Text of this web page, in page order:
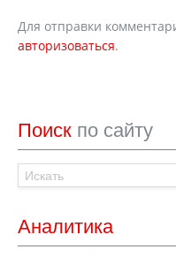
Для отправки
авторизоваться.
Поиск по сайту
Аналитика